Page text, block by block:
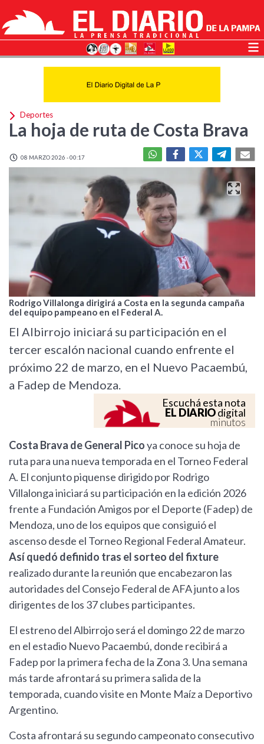
Deportes
La hoja de ruta de Costa Brava
08 MARZO 2026 - 00:17
Rodrigo Villalonga dirigirá a Costa en la segunda campaña
del equipo pampeano en el Federal A.
El Albirrojo iniciará su participación en el
tercer escalón nacional cuando enfrente el
próximo 22 de marzo, en el Nuevo Pacaembú,
a Fadep de Mendoza.
Escuchá esta nota
EL DIARIOdigital
minutos
Costa Brava de General Picoya conoce su hoja de
ruta para una nueva temporada en el Torneo Federal
A. El conjunto piquense dirigido por Rodrigo
Villalonga iniciará su participación en la edición 2026
frente a Fundación Amigos por el Deporte (Fadep) de
Mendoza, uno de los equipos que consiguió el
ascenso desde el Torneo Regional Federal Amateur.
Así quedó definido tras el sorteo del fixture
realizado durante la reunión que encabezaron las
autoridades del Consejo Federal de AFA junto a los
dirigentes de los 37 clubes participantes.
El estreno del Albirrojo será el domingo 22 de marzo
en el estadio Nuevo Pacaembú, donde recibirá a
Fadep por la primera fecha de la Zona 3. Una semana
más tarde afrontará su primera salida de la
temporada, cuando visite en Monte Maíz a Deportivo
Argentino.
Costa afrontará su segundo campeonato consecutivo